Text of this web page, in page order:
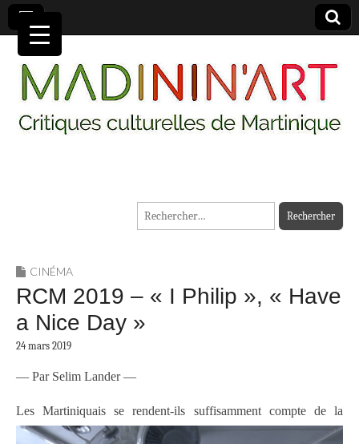
MADININ'ART
Rechercher :
CINÉMA
RCM 2019 – « I Philip », « Have
a Nice Day »
24 mars 2019
— Par Selim Lander —
Les Martiniquais se rendent-ils suffisamment compte de la